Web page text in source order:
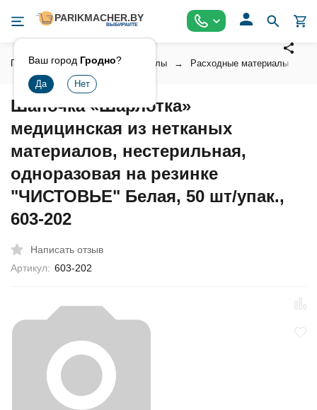
Ваш город Гродно?
Главная Расходные материалы Расходные материалы
Шапочка «Шарлотка»
медицинская из нетканых
материалов, нестерильная,
одноразовая на резинке
"ЧИСТОВЬЕ" Белая, 50 шт/упак.,
603-202
Написать отзыв
Артикул: 603-202